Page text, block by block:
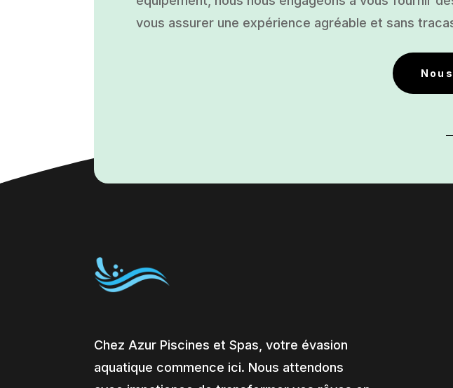
vous assurer une expérience agréable et sans
Chez Azur Piscines et Spas, votre évasion
aquatique commence ici. Nous attendons